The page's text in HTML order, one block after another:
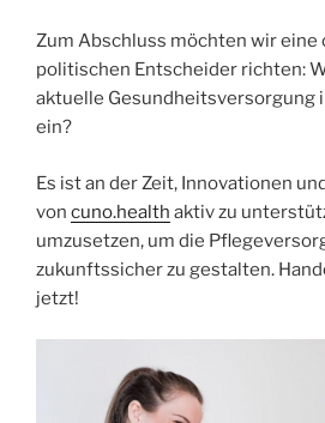
Zum Abschluss möchten wir eine
politischen Entscheider richten:
aktuelle Gesundheitsversorgung
ein?
Es ist an der Zeit, Innovationen
von cuno.health aktiv zu
umzusetzen, um die
zukunftssicher zu gestalten.
jetzt!